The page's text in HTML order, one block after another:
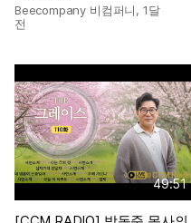
Beecompany 비컴퍼니, 1달
전
49:51